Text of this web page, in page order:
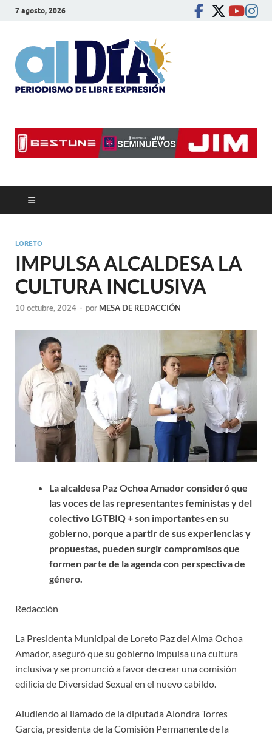
7 agosto, 2026
LORETO
IMPULSA ALCALDESA LA
CULTURA INCLUSIVA
10 octubre, 2024 - por MESA DE REDACCIÓN
La alcaldesa Paz Ochoa Amador consideró que
las voces de las representantes feministas y del
colectivo LGTBIQ + son importantes en su
gobierno, porque a partir de sus experiencias y
propuestas, pueden surgir compromisos que
formen parte de la agenda con perspectiva de
género.
Redacción
La Presidenta Municipal de Loreto Paz del Alma Ochoa
Amador, aseguró que su gobierno impulsa una cultura
inclusiva y se pronunció a favor de crear una comisión
edilicia de Diversidad Sexual en el nuevo cabildo.
Aludiendo al llamado de la diputada Alondra Torres
García, presidenta de la Comisión Permanente de la